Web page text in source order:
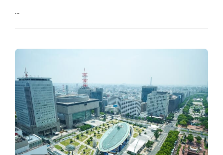
...